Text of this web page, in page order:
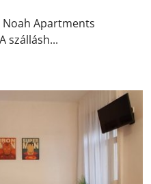
Apartments
szállásh...